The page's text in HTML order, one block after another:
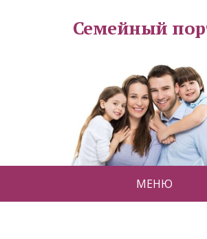
Семейный
МЕНЮ